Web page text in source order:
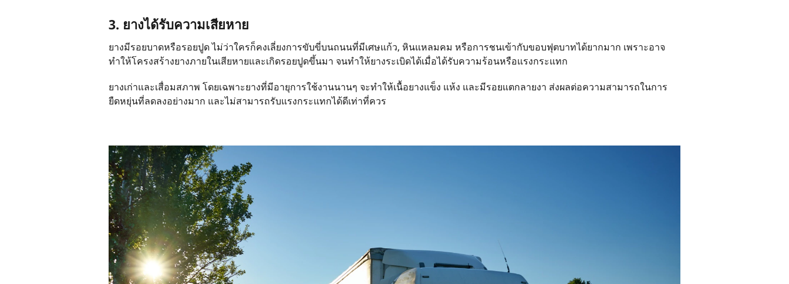
3. ยางได้รับความเสียหาย
ยางมีรอยบาดหรือรอยปูด ไม่ว่าใครก็คงเลี่ยงการขับขี่บนถนนที่มีเศษแก้ว, หินแหลมคม หรือการชนเข้ากับขอบฟุตบาทได้ยากมาก เพราะอาจ
ทำให้โครงสร้างยางภายในเสียหายและเกิดรอยปูดขึ้นมา จนทำให้ยางระเบิดได้เมื่อได้รับความร้อนหรือแรงกระแทก
ยางเก่าและเสื่อมสภาพ โดยเฉพาะยางที่มีอายุการใช้งานนานๆ จะทำให้เนื้อยางแข็ง แห้ง และมีรอยแตกลายงา ส่งผลต่อความสามารถในการ
ยืดหยุ่นที่ลดลงอย่างมาก และไม่สามารถรับแรงกระแทกได้ดีเท่าที่ควร